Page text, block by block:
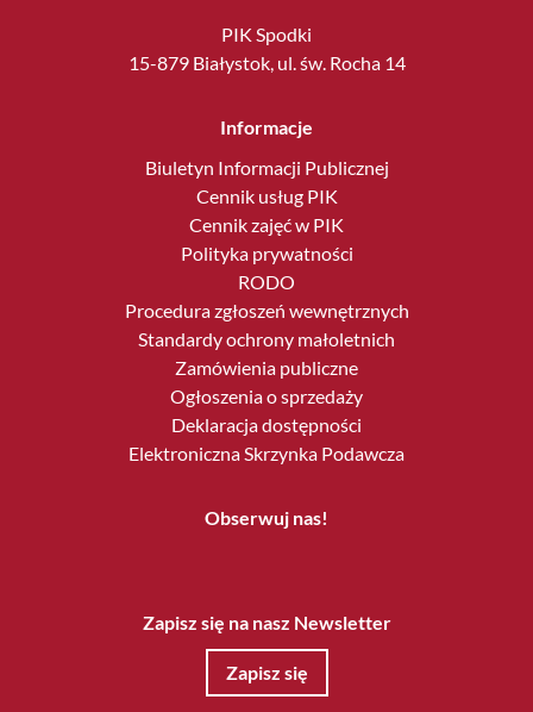
PIK Spodki
15-879 Białystok, ul. św. Rocha 14
Informacje
Biuletyn Informacji Publicznej
Cennik usług PIK
Cennik zajęć w PIK
Polityka prywatności
RODO
Procedura zgłoszeń wewnętrznych
Standardy ochrony małoletnich
Zamówienia publiczne
Ogłoszenia o sprzedaży
Deklaracja dostępności
Elektroniczna Skrzynka Podawcza
Obserwuj nas!
Zapisz się na nasz Newsletter
Zapisz się